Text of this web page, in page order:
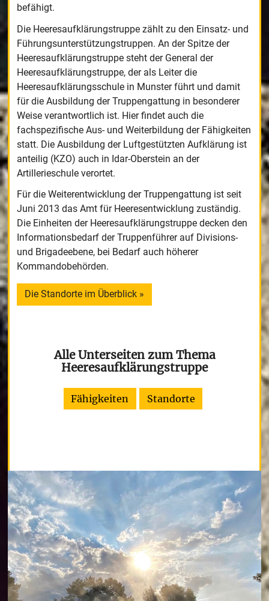
befähigt.
Die Heeresaufklärungstruppe zählt zu den Einsatz- und
Führungsunterstützungstruppen. An der Spitze der
Heeresaufklärungstruppe steht der General der
Heeresaufklärungstruppe, der als Leiter die
Heeresaufklärungsschule in Munster führt und damit
für die Ausbildung der Truppengattung in besonderer
Weise verantwortlich ist. Hier findet auch die
fachspezifische Aus- und Weiterbildung der Fähigkeiten
statt. Die Ausbildung der Luftgestützten Aufklärung ist
anteilig (KZO) auch in Idar-Oberstein an der
Artillerieschule verortet.
Für die Weiterentwicklung der Truppengattung ist seit
Juni 2013 das Amt für Heeresentwicklung zuständig.
Die Einheiten der Heeresaufklärungstruppe decken den
Informationsbedarf der Truppenführer auf Divisions-
und Brigadeebene, bei Bedarf auch höherer
Kommandobehörden.
Die Standorte im Überblick »
Alle Unterseiten zum Thema
Heeresaufklärungstruppe
Fähigkeiten Standorte